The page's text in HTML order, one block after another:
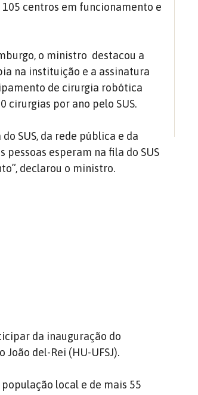
centros em funcionamento e
o ministro destacou a
na instituição e a assinatura
de cirurgia robótica
cirurgias por ano pelo SUS.
SUS, da rede pública e da
esperam na fila do SUS
declarou o ministro.
da inauguração do
del-Rei (HU-UFSJ).
local e de mais 55